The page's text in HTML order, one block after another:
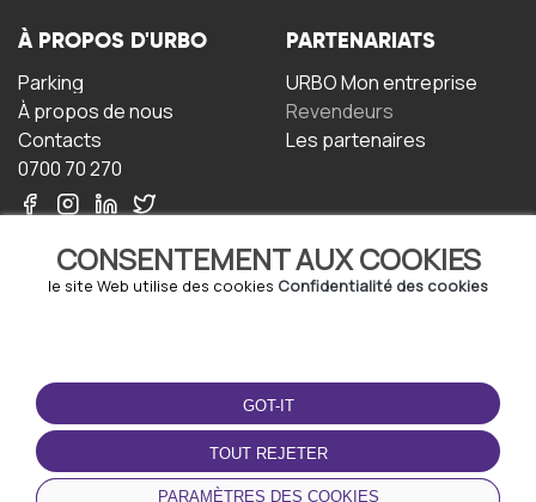
CONSENTEMENT AUX COOKIES
le site Web utilise des cookies Confidentialité des cookies
GOT-IT
TOUT REJETER
PARAMÈTRES DES COOKIES
À PROPOS D'URBO
Parking
À propos de nous
Contacts
0700 70 270
PARTENARIATS
URBO Mon entreprise
Revendeurs
Les partenaires
TERMS-OF-USE
Termes et conditions
Politique de confidentialité
Politique relative aux
cookies
TÉLÉCHARGEZ
L'APPLICATION